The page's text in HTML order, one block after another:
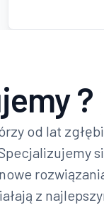
?
od lat
z